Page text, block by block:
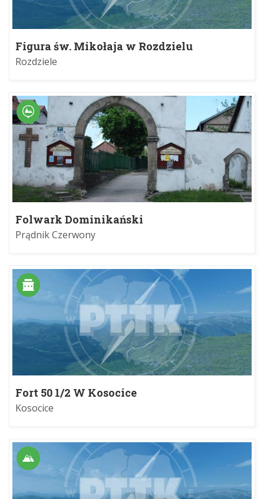
Figura św. Mikołaja w Rozdzielu
Rozdziele
Folwark Dominikański
Prądnik Czerwony
Fort 50 1/2 W Kosocice
Kosocice